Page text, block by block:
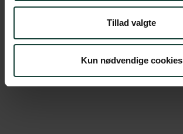
Tillad valgte
Kun nødvendige cookies